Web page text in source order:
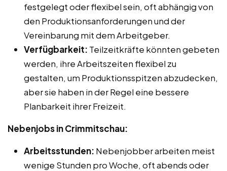
festgelegt oder flexibel sein, oft abhängig von
den Produktionsanforderungen und der
Vereinbarung mit dem Arbeitgeber.
Verfügbarkeit: Teilzeitkräfte könnten gebeten
werden, ihre Arbeitszeiten flexibel zu
gestalten, um Produktionsspitzen abzudecken,
aber sie haben in der Regel eine bessere
Planbarkeit ihrer Freizeit.
Nebenjobs in Crimmitschau:
Arbeitsstunden: Nebenjobber arbeiten meist
wenige Stunden pro Woche, oft abends oder